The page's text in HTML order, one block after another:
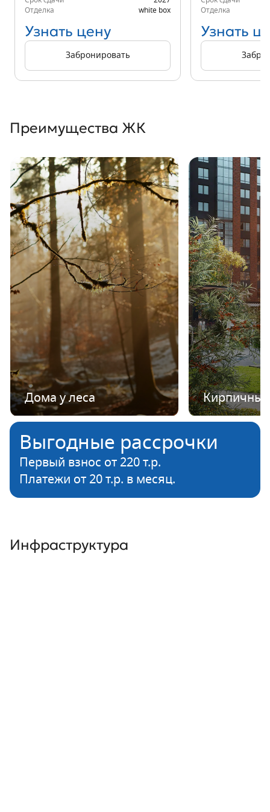
Отделка
white box
Узнать цену
Забронировать
Отделка
Узнать
Преимущества ЖК
Дома у леса
Выгодные рассрочки
Первый взнос от 220 т.р.
Платежи от 20 т.р. в месяц.
Инфраструктура